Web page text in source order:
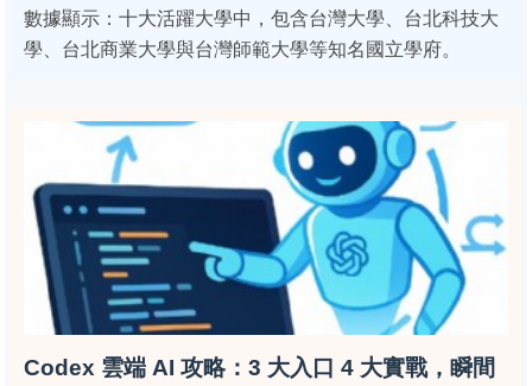
數據顯示：十大活躍大學中，包含台灣大學、台北科技大
學、台北商業大學與台灣師範大學等知名國立學府。
Codex 雲端 AI 攻略：3 大入口 4 大實戰，瞬間